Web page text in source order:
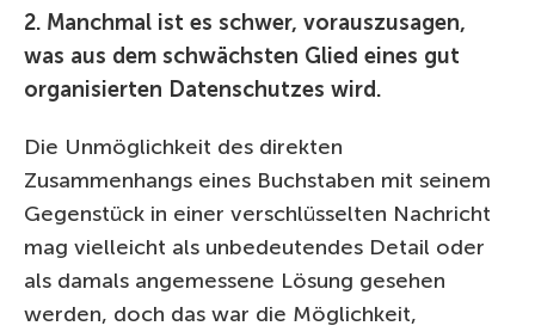
2. Manchmal ist es schwer, vorauszusagen,
was aus dem schwächsten Glied eines gut
organisierten Datenschutzes wird.
Die Unmöglichkeit des direkten
Zusammenhangs eines Buchstaben mit seinem
Gegenstück in einer verschlüsselten Nachricht
mag vielleicht als unbedeutendes Detail oder
als damals angemessene Lösung gesehen
werden, doch das war die Möglichkeit,